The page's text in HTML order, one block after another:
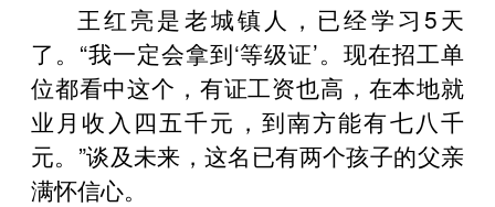
王红亮是老城镇人，已经学习5天
了。“我一定会拿到‘等级证’。现在招工单
位都看中这个，有证工资也高，在本地就
业月收入四五千元，到南方能有七八千
元。”谈及未来，这名已有两个孩子的父亲
满怀信心。